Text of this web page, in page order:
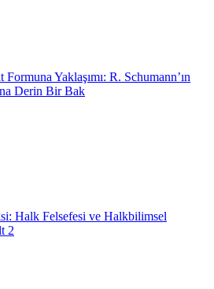
Yaklaşımı: R. Schumann’ın
Derin Bir Bak